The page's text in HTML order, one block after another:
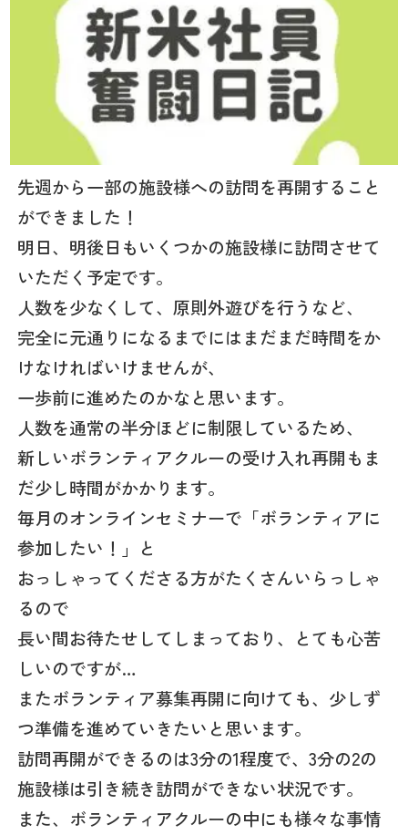
先週から一部の施設様への訪問を再開すること
ができました！
明日、明後日もいくつかの施設様に訪問させて
いただく予定です。
人数を少なくして、原則外遊びを行うなど、
完全に元通りになるまでにはまだまだ時間をか
けなければいけませんが、
一歩前に進めたのかなと思います。
人数を通常の半分ほどに制限しているため、
新しいボランティアクルーの受け入れ再開もま
だ少し時間がかかります。
毎月のオンラインセミナーで「ボランティアに
参加したい！」と
おっしゃってくださる方がたくさんいらっしゃ
るので
長い間お待たせしてしまっており、とても心苦
しいのですが…
またボランティア募集再開に向けても、少しず
つ準備を進めていきたいと思います。
訪問再開ができるのは3分の1程度で、3分の2の
施設様は引き続き訪問ができない状況です。
また、ボランティアクルーの中にも様々な事情